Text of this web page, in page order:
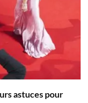
astuces pour